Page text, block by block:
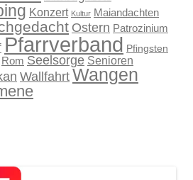
Konzert Kultur Maiandachten
Ostern Patrozinium
Pfarrverband Pfingsten
Rom Seelsorge Senioren
WallfahrtWangen